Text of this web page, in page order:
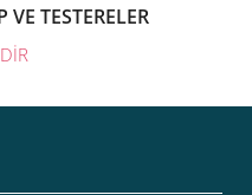
TESTERELER